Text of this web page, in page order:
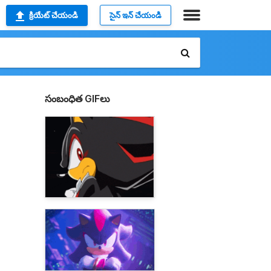
క్రియేట్ చేయండి సైన్ ఇన్ చేయండి
సంబంధిత GIFలు